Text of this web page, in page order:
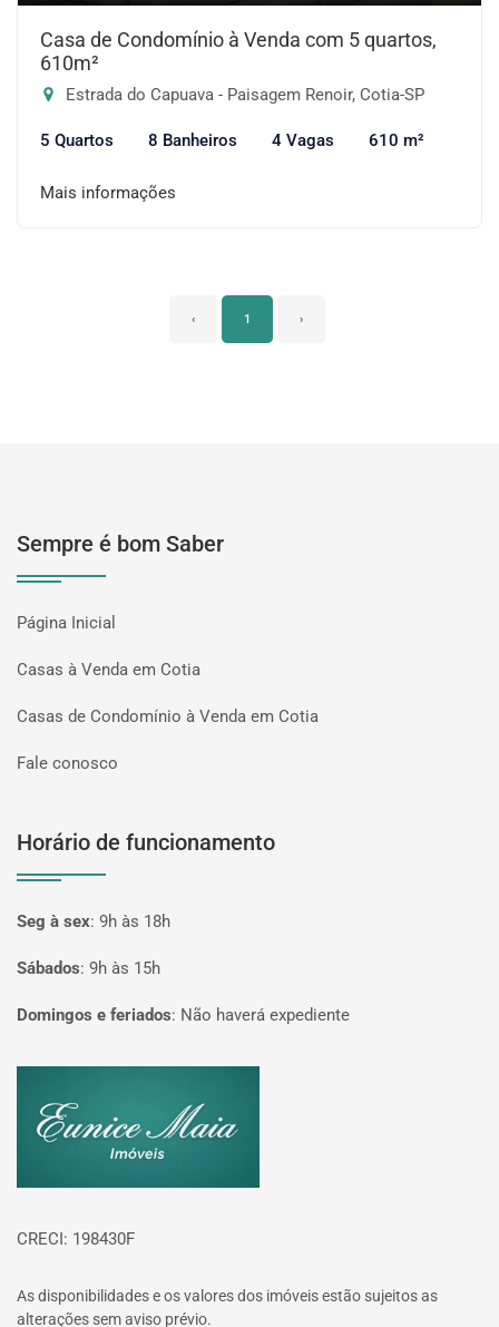
Casa de Condomínio à Venda com 5 quartos,
610m²
Estrada do Capuava - Paisagem Renoir, Cotia-SP
5 Quartos 8 Banheiros 4 Vagas 610 m²
Mais informações
‹ 1 ›
Sempre é bom Saber
Página Inicial
Casas à Venda em Cotia
Casas de Condomínio à Venda em Cotia
Fale conosco
Horário de funcionamento
Seg à sex: 9h às 18h
Sábados: 9h às 15h
Domingos e feriados: Não haverá expediente
CRECI: 198430F
As disponibilidades e os valores dos imóveis estão sujeitos as
alterações sem aviso prévio.